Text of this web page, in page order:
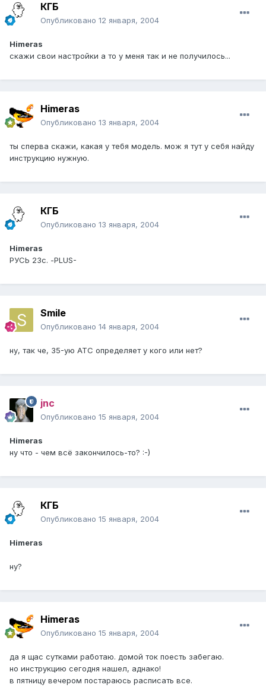
КГБ
Опубликовано 12 января, 2004
Himeras
скажи свои настройки а то у меня так и не получилось...
Himeras
Опубликовано 13 января, 2004
ты сперва скажи, какая у тебя модель. мож я тут у себя найду
инструкцию нужную.
КГБ
Опубликовано 13 января, 2004
Himeras
РУСЬ 23с. -PLUS-
Smile
Опубликовано 14 января, 2004
ну, так че, 35-ую АТС определяет у кого или нет?
jnc
Опубликовано 15 января, 2004
Himeras
ну что - чем всё закончилось-то? :-)
КГБ
Опубликовано 15 января, 2004
Himeras
ну?
Himeras
Опубликовано 15 января, 2004
да я щас сутками работаю. домой ток поесть забегаю.
но инструкцию сегодня нашел, аднако!
в пятницу вечером постараюсь расписать все.